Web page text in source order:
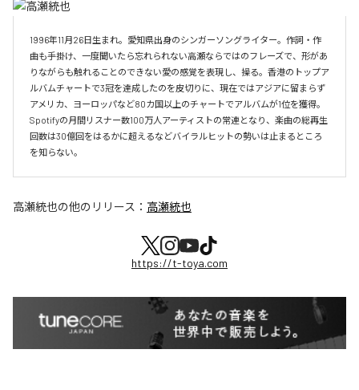
1996年11月26日生まれ。愛知県出身のシンガーソングライター。作詞・作
曲も手掛け、一度聞いたら忘れられない高瀬ならではのフレーズで、形があ
りながらも触れることのできない愛の感覚を表現し、操る。香港のトップア
ルバムチャートで3冠を達成したのを皮切りに、現在ではアジアに留まらず
アメリカ、ヨーロッパなど80カ国以上のチャートでアルバムが1位を獲得。
Spotifyの月間リスナー数100万人アーティストの常連となり、楽曲の総再生
回数は30億回をはるかに超えるなどバイラルヒットの勢いは止まるところ
を知らない。
高瀬統也の他のリリース： 高瀬統也
https://t-toya.com